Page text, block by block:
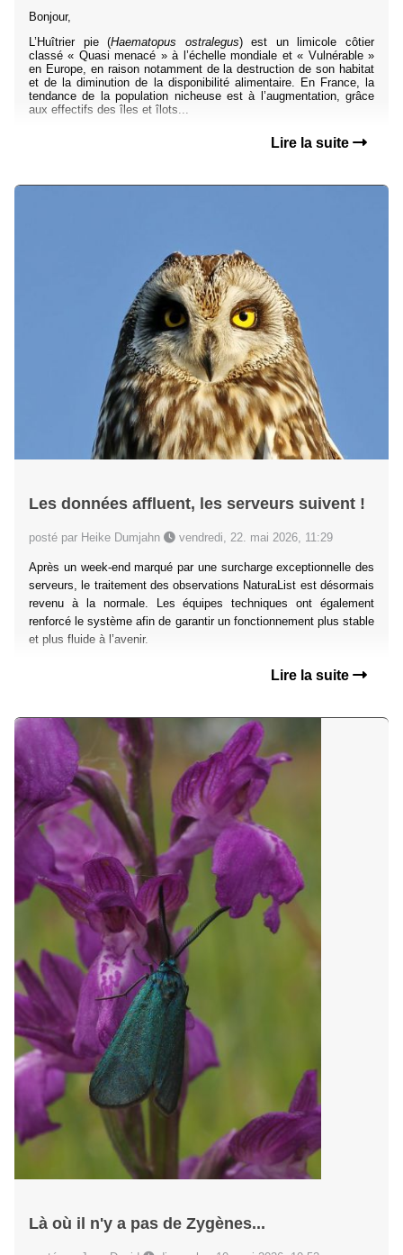
Bonjour,
L’Huîtrier pie (Haematopus ostralegus) est un limicole côtier
classé « Quasi menacé » à l’échelle mondiale et « Vulnérable »
en Europe, en raison notamment de la destruction de son habitat
et de la diminution de la disponibilité alimentaire. En France, la
tendance de la population nicheuse est à l’augmentation, grâce
aux effectifs des îles et îlots...
Lire la suite
Les données affluent, les serveurs suivent !
posté par Heike Dumjahn vendredi, 22. mai 2026, 11:29
Après un week-end marqué par une surcharge exceptionnelle des
serveurs, le traitement des observations NaturaList est désormais
revenu à la normale. Les équipes techniques ont également
renforcé le système afin de garantir un fonctionnement plus stable
et plus fluide à l’avenir.
Lire la suite
Là où il n'y a pas de Zygènes...